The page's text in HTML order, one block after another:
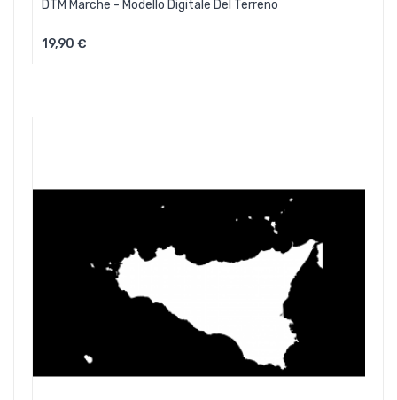
DTM Marche - Modello Digitale Del Terreno
19,90 €Aggiungi Al Carrello